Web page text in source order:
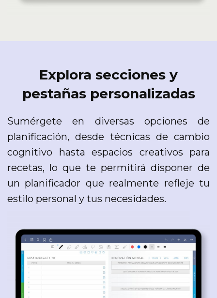
Explora secciones y
pestañas personalizadas
Sumérgete en diversas opciones de
planificación, desde técnicas de cambio
cognitivo hasta espacios creativos para
recetas, lo que te permitirá disponer de
un planificador que realmente refleje tu
estilo personal y tus necesidades.